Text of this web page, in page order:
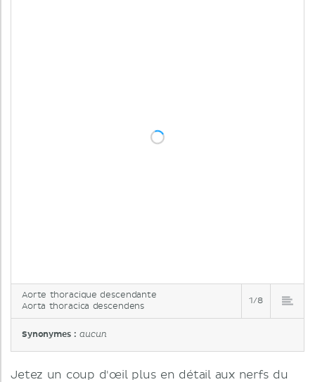
Aorte thoracique descendante
Aorta thoracica descendens
1/8
Synonymes :aucun
Jetez un coup d'œil plus en détail aux nerfs du